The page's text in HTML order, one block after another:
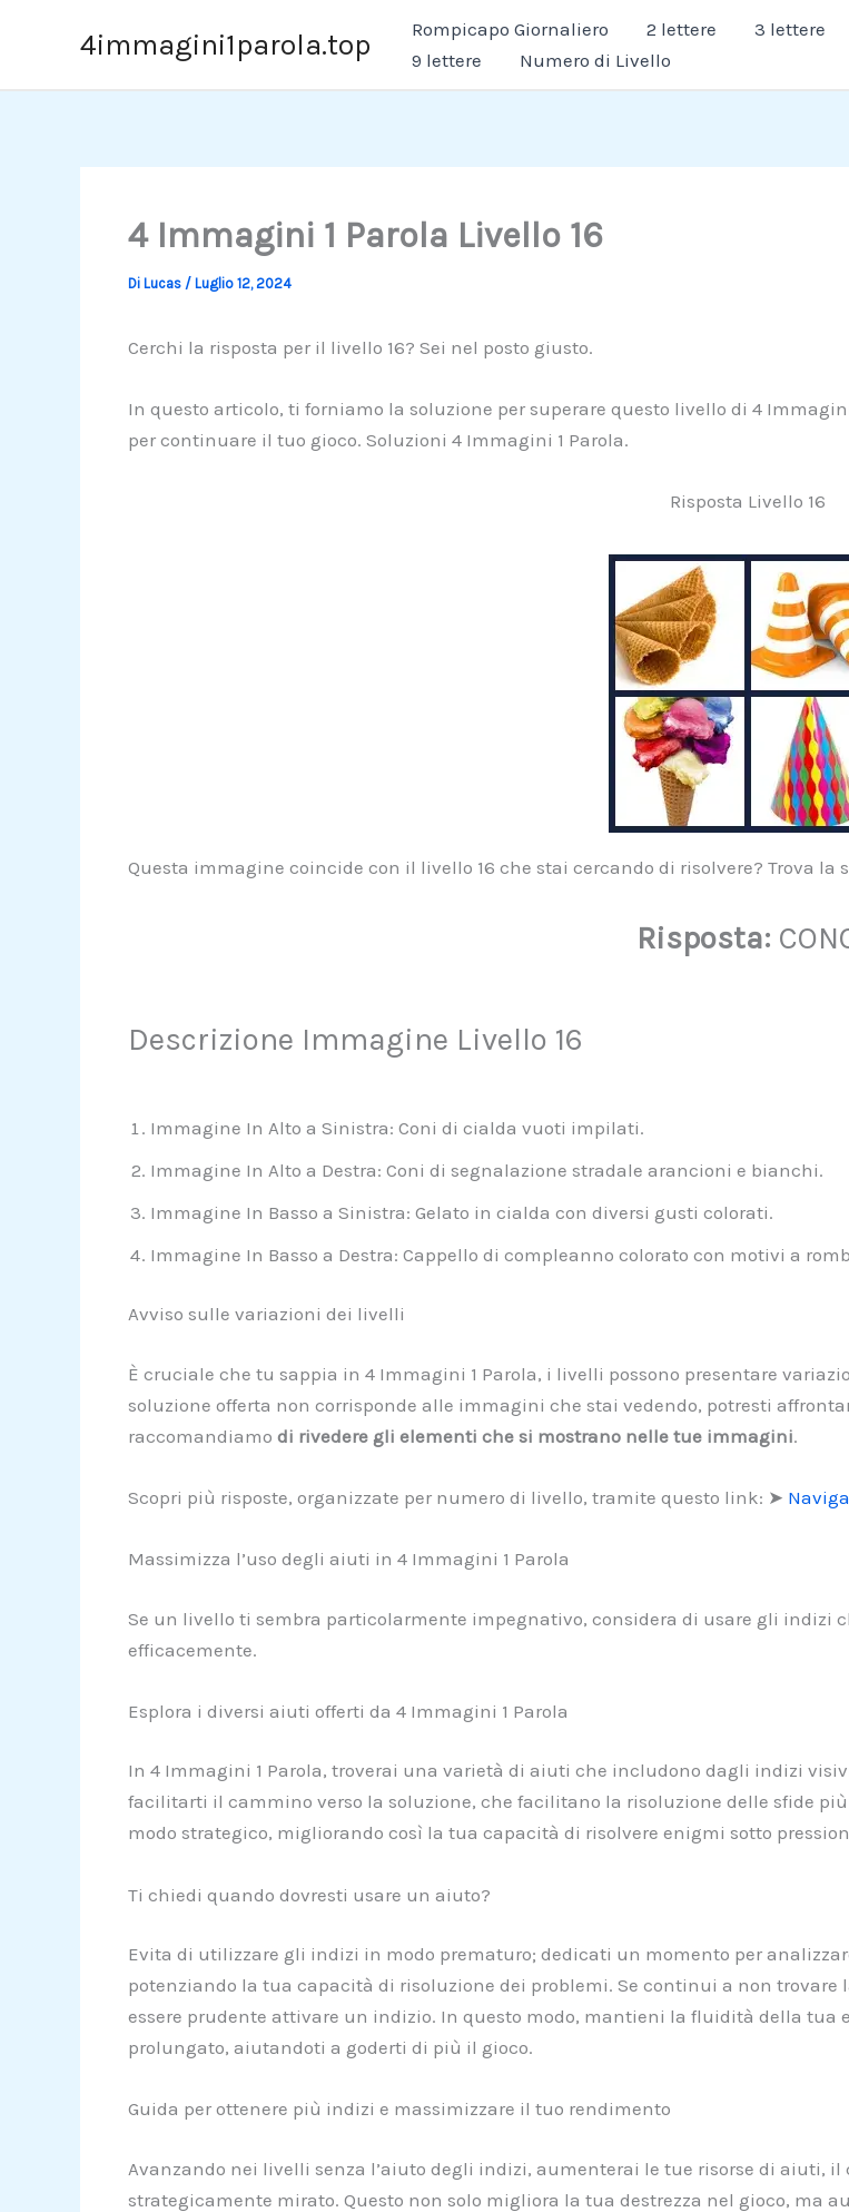
4immagini1parola.top Rompicapo Giornaliero 2 lettere 3 lettere
9 lettere
Numero di Livello
4 Immagini 1 Parola Livello 16
Di Lucas / Luglio 12, 2024
Cerchi la risposta per il livello 16? Sei nel posto giusto.
In questo articolo, ti forniamo la soluzione per superare questo livello di 4
per continuare il tuo gioco. Soluzioni 4 Immagini 1 Parola.
Risposta Livello 16
Questa immagine coincide con il livello 16 che stai cercando di risolvere? Trova la
Risposta:
Descrizione Immagine Livello 16
Immagine In Alto a Sinistra: Coni di cialda vuoti impilati.
Immagine In Alto a Destra: Coni di segnalazione stradale arancioni e bianchi.
Immagine In Basso a Sinistra: Gelato in cialda con diversi gusti colorati.
Immagine In Basso a Destra: Cappello di compleanno colorato con motivi a
Avviso sulle variazioni dei livelli
È cruciale che tu sappia in 4 Immagini 1 Parola, i livelli possono presentare
soluzione offerta non corrisponde alle immagini che stai vedendo, potresti
raccomandiamo di rivedere gli elementi che si mostrano nelle tue immagini.
Scopri più risposte, organizzate per numero di livello, tramite questo link: ➤
Massimizza l’uso degli aiuti in 4 Immagini 1 Parola
Se un livello ti sembra particolarmente impegnativo, considera di usare gli indizi
efficacemente.
Esplora i diversi aiuti offerti da 4 Immagini 1 Parola
In 4 Immagini 1 Parola, troverai una varietà di aiuti che includono dagli indizi
facilitarti il cammino verso la soluzione, che facilitano la risoluzione delle sfide
modo strategico, migliorando così la tua capacità di risolvere enigmi sotto
Ti chiedi quando dovresti usare un aiuto?
Evita di utilizzare gli indizi in modo prematuro; dedicati un momento per
potenziando la tua capacità di risoluzione dei problemi. Se continui a non
essere prudente attivare un indizio. In questo modo, mantieni la fluidità della tua
prolungato, aiutandoti a goderti di più il gioco.
Guida per ottenere più indizi e massimizzare il tuo rendimento
Avanzando nei livelli senza l’aiuto degli indizi, aumenterai le tue risorse di aiuti,
strategicamente mirato. Questo non solo migliora la tua destrezza nel gioco, ma